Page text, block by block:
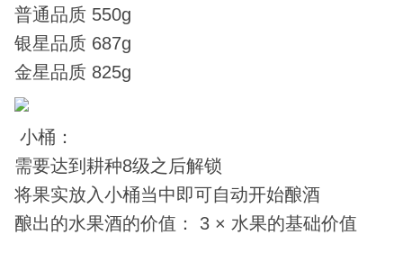
普通品质 550g
银星品质 687g
金星品质 825g
小桶：
需要达到耕种8级之后解锁
将果实放入小桶当中即可自动开始酿酒
酿出的水果酒的价值： 3 × 水果的基础价值